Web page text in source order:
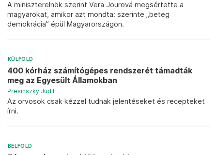
A miniszterelnök szerint Vera Jourová megsértette a
magyarokat, amikor azt mondta: szerinte „beteg
demokrácia” épül Magyarországon.
KÜLFÖLD
400 kórház számítógépes rendszerét támadták
meg az Egyesült Államokban
Presinszky Judit
Az orvosok csak kézzel tudnak jelentéseket és recepteket
írni.
BELFÖLD